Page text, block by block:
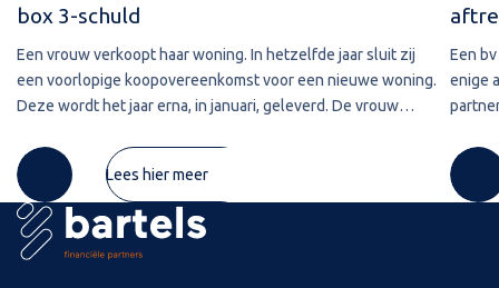
box 3-schuld
Een vrouw verkoopt haar woning. In hetzelfde jaar sluit zij
een voorlopige koopovereenkomst voor een nieuwe woning.
Deze wordt het jaar erna, in januari, geleverd. De vrouw
derdengeldrekening van
Lees hier meer
Een
enige